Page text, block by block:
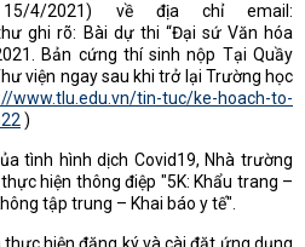
15/4/2021) về địa chỉ email:
ghi rõ: Bài dự thi “Đại sứ Văn hóa
Bản cứng thí sinh nộp Tại Quầy
viện ngay sau khi trở lại Trường học
www.tlu.edu.vn/tin-tuc/ke-hoach-to-
)
tình hình dịch Covid19, Nhà trường
hiện thông điệp "5K: Khẩu trang –
tập trung – Khai báo y tế".